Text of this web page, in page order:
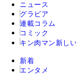
ニュース
グラビア
連載コラム
コミック
キン肉マン 新し
新着
エンタメ